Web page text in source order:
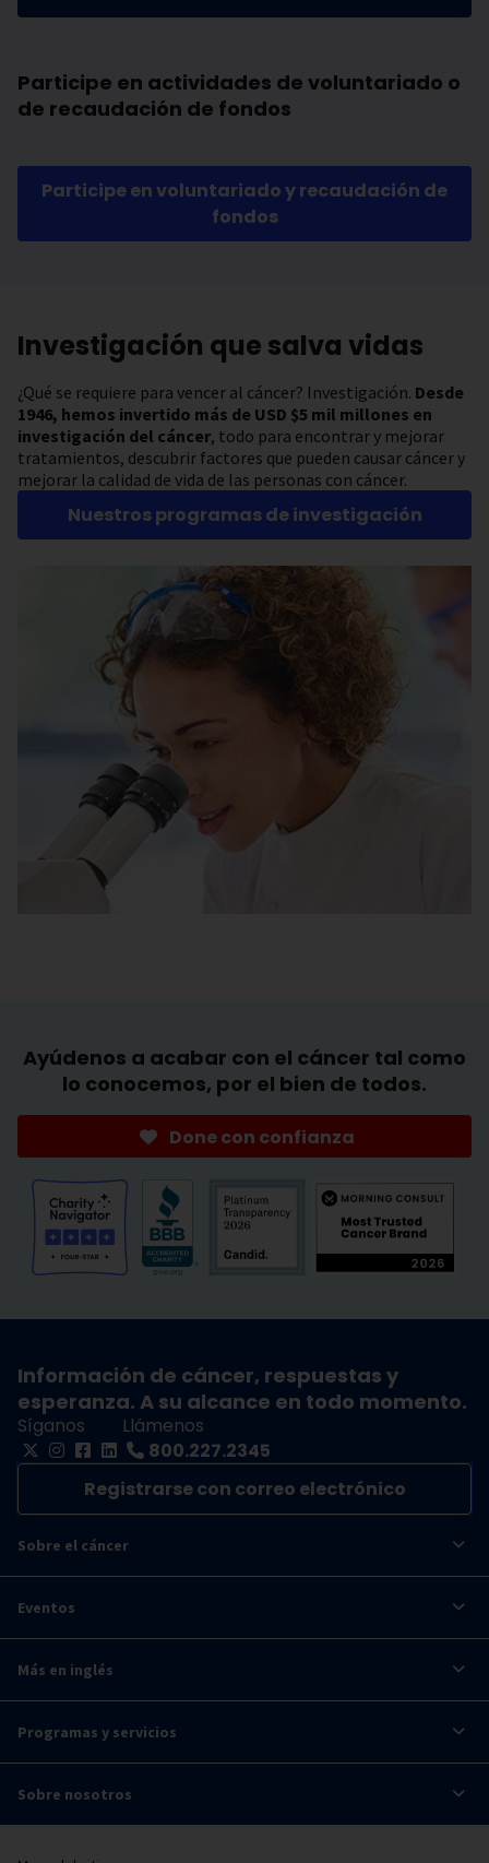
Participe en actividades de voluntariado o
de recaudación de fondos
Participe en voluntariado y recaudación de
fondos
Investigación que salva vidas
¿Qué se requiere para vencer al cáncer? Investigación. Desde
1946, hemos invertido más de USD $5 mil millones en
investigación del cáncer, todo para encontrar y mejorar
tratamientos, descubrir factores que pueden causar cáncer y
mejorar la calidad de vida de las personas con cáncer.
Nuestros programas de investigación
Ayúdenos a acabar con el cáncer tal como
lo conocemos, por el bien de todos.
Done con confianza
Información de cáncer, respuestas y
esperanza. A su alcance en todo momento.
Síganos
Llámenos
800.227.2345
Registrarse con correo electrónico
Sobre el cáncer
Eventos
Más en inglés
Programas y servicios
Sobre nosotros